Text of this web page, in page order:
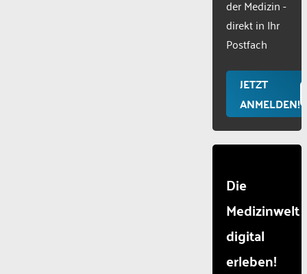
Consent
der Medizin -
direkt in Ihr
Postfach
JETZT
ANMELDEN!
Die
Medizinwelt
digital
erleben!